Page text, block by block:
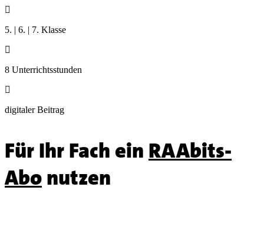

5. | 6. | 7. Klasse

8 Unterrichtsstunden

digitaler Beitrag
Für Ihr Fach ein RAAbits-
Abonutzen